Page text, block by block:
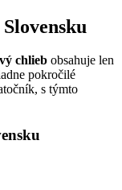
chlieb obsahuje len
pokročilé
s týmto